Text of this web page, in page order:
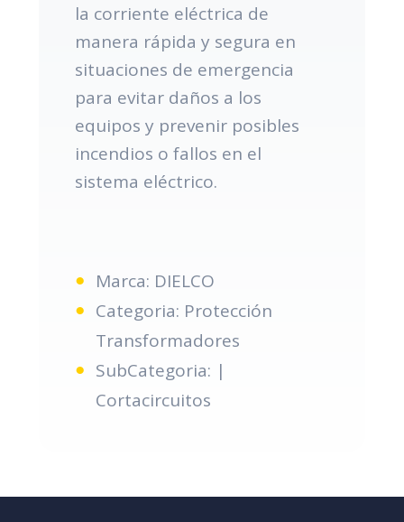
la corriente eléctrica de
manera rápida y segura en
situaciones de emergencia
para evitar daños a los
equipos y prevenir posibles
incendios o fallos en el
sistema eléctrico.
Marca: DIELCO
Categoria: Protección
Transformadores
SubCategoria: |
Cortacircuitos